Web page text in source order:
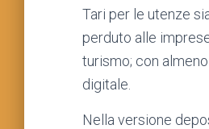
Tari per le utenze
perduto alle
turismo; con
digitale.
Nella versione